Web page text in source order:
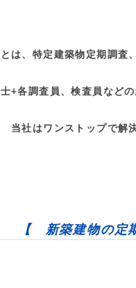
は、特定建築物定期調査
+各調査員、検査員など
当社はワンストップで解
【 新築建物の定